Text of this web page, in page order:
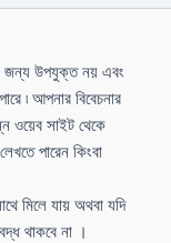
জন্য উপযুক্ত নয় এবং
৷ আপনার বিবেচনার
ওয়েব সাইট থেকে
পারেন কিংবা
মিলে যায় অথবা যদি
থাকবে না ।